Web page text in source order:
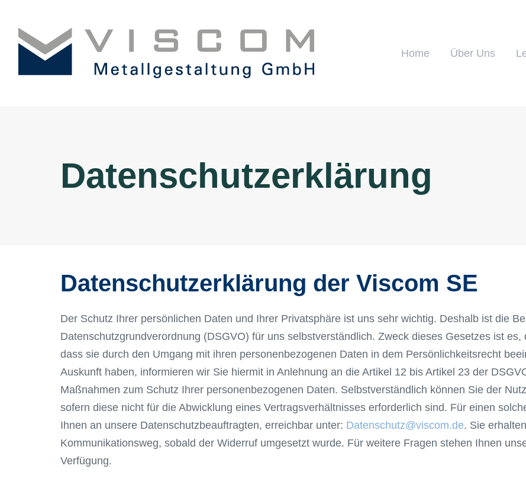
Home Über Uns
Datenschutzerklärung
Datenschutzerklärung der Viscom SE
Der Schutz Ihrer persönlichen Daten und Ihrer Privatsphäre ist uns sehr wichtig. Deshalb ist die
Datenschutzgrundverordnung (DSGVO) für uns selbstverständlich. Zweck dieses Gesetzes ist
dass sie durch den Umgang mit ihren personenbezogenen Daten in dem Persönlichkeitsrecht
Auskunft haben, informieren wir Sie hiermit in Anlehnung an die Artikel 12 bis Artikel 23 der
Maßnahmen zum Schutz Ihrer personenbezogenen Daten. Selbstverständlich können Sie der
sofern diese nicht für die Abwicklung eines Vertragsverhältnisses erforderlich sind. Für einen
Ihnen an unsere Datenschutzbeauftragten, erreichbar unter: Datenschutz@viscom.de. Sie
Kommunikationsweg, sobald der Widerruf umgesetzt wurde. Für weitere Fragen stehen Ihnen
Verfügung.